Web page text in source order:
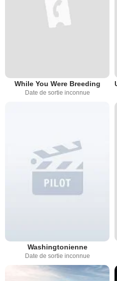
While You Were Breeding
Date de sortie inconnue
Washingtonienne
Date de sortie inconnue